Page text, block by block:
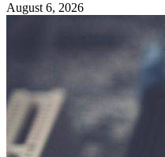
August 6, 2026